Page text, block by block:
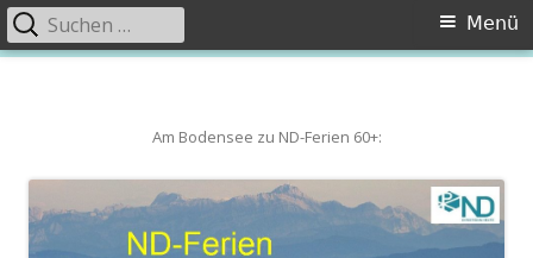
Am Bodensee zu ND-Ferien 60+:
Primäres
Menü
Suchen
nach: